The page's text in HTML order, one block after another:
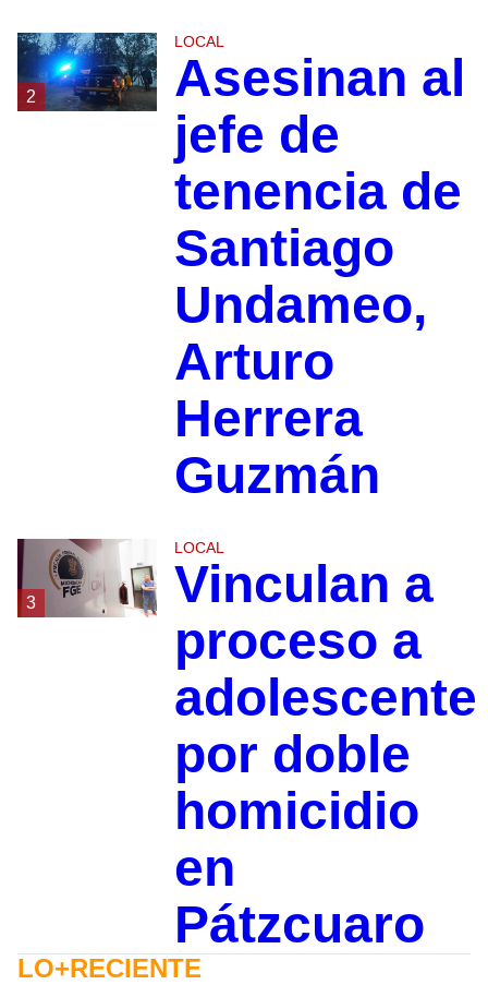
2
LOCAL
Asesinan al
jefe de
tenencia de
Santiago
Undameo,
Arturo
Herrera
Guzmán
3
LOCAL
Vinculan a
proceso a
adolescente
por doble
homicidio
en
Pátzcuaro
LO+RECIENTE